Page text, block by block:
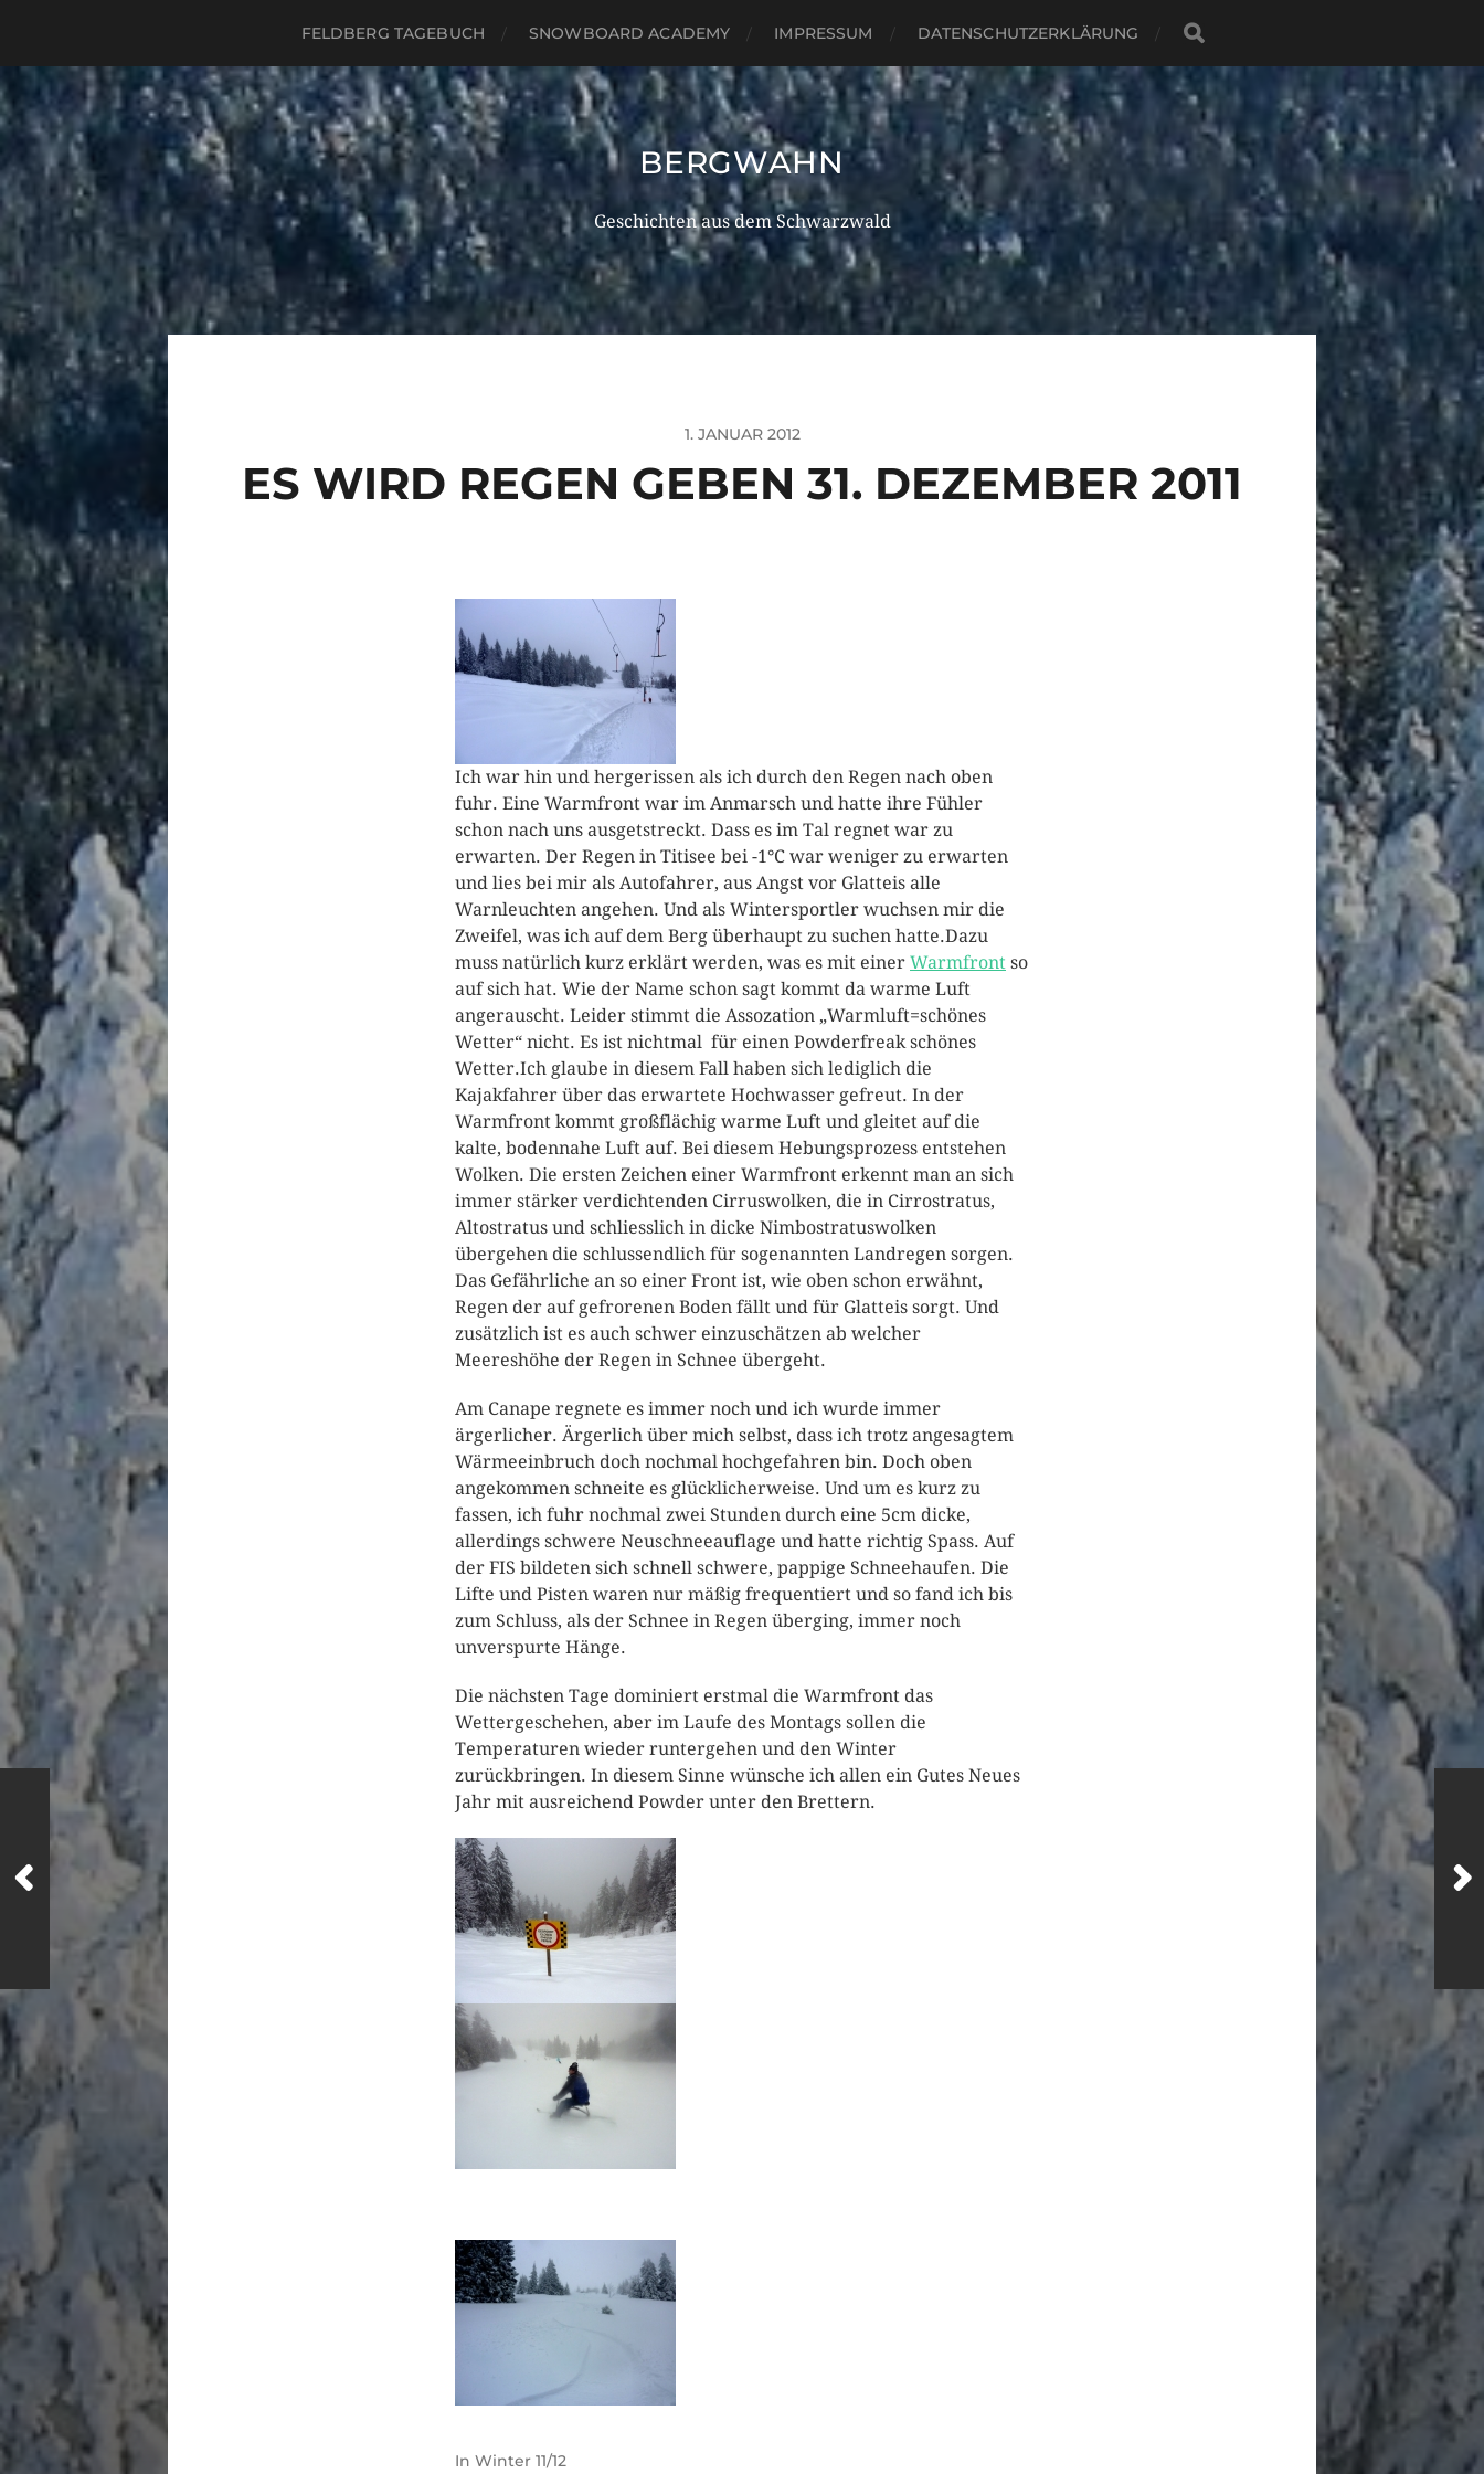
FELDBERG TAGEBUCH SNOWBOARD ACADEMY IMPRESSUM DATENSCHUTZERKLÄRUNG
BERGWAHN
Geschichten aus dem Schwarzwald
1. JANUAR 2012
ES WIRD REGEN GEBEN 31. DEZEMBER 2011
Ich war hin und hergerissen als ich durch den Regen nach oben
fuhr. Eine Warmfront war im Anmarsch und hatte ihre Fühler
schon nach uns ausgetstreckt. Dass es im Tal regnet war zu
erwarten. Der Regen in Titisee bei -1°C war weniger zu erwarten
und lies bei mir als Autofahrer, aus Angst vor Glatteis alle
Warnleuchten angehen. Und als Wintersportler wuchsen mir die
Zweifel, was ich auf dem Berg überhaupt zu suchen hatte.Dazu
muss natürlich kurz erklärt werden, was es mit einer Warmfront so
auf sich hat. Wie der Name schon sagt kommt da warme Luft
angerauscht. Leider stimmt die Assozation „Warmluft=schönes
Wetter“ nicht. Es ist nichtmal für einen Powderfreak schönes
Wetter.Ich glaube in diesem Fall haben sich lediglich die
Kajakfahrer über das erwartete Hochwasser gefreut. In der
Warmfront kommt großflächig warme Luft und gleitet auf die
kalte, bodennahe Luft auf. Bei diesem Hebungsprozess entstehen
Wolken. Die ersten Zeichen einer Warmfront erkennt man an sich
immer stärker verdichtenden Cirruswolken, die in Cirrostratus,
Altostratus und schliesslich in dicke Nimbostratuswolken
übergehen die schlussendlich für sogenannten Landregen sorgen.
Das Gefährliche an so einer Front ist, wie oben schon erwähnt,
Regen der auf gefrorenen Boden fällt und für Glatteis sorgt. Und
zusätzlich ist es auch schwer einzuschätzen ab welcher
Meereshöhe der Regen in Schnee übergeht.
Am Canape regnete es immer noch und ich wurde immer
ärgerlicher. Ärgerlich über mich selbst, dass ich trotz angesagtem
Wärmeeinbruch doch nochmal hochgefahren bin. Doch oben
angekommen schneite es glücklicherweise. Und um es kurz zu
fassen, ich fuhr nochmal zwei Stunden durch eine 5cm dicke,
allerdings schwere Neuschneeauflage und hatte richtig Spass. Auf
der FIS bildeten sich schnell schwere, pappige Schneehaufen. Die
Lifte und Pisten waren nur mäßig frequentiert und so fand ich bis
zum Schluss, als der Schnee in Regen überging, immer noch
unverspurte Hänge.
Die nächsten Tage dominiert erstmal die Warmfront das
Wettergeschehen, aber im Laufe des Montags sollen die
Temperaturen wieder runtergehen und den Winter
zurückbringen. In diesem Sinne wünsche ich allen ein Gutes Neues
Jahr mit ausreichend Powder unter den Brettern.
In Winter 11/12